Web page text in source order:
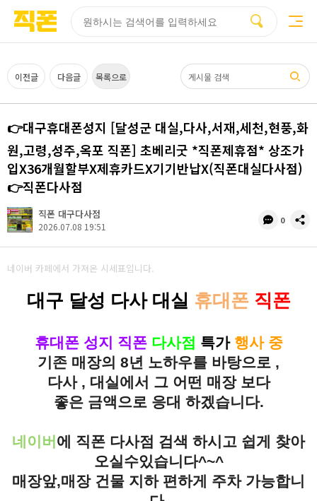
이전글 다음글 목록으로
👉대구휴대폰성지 [달성군 대실,다사,서재,세천,현풍,화
원,고령,성주,옥포 직폰] 초베리굿 *직폰제휴점* 상조가
입X36개월할부X제휴카드X기기반납X(직폰대실다사점)
👉직폰다사점
직폰 대구다사점
2026.07.08 19:51
댓
수
0
공
네이버 카페에서 가져온 시세표입니다.
대구 달성 다사 대실 휴대폰 직폰
휴대폰 성지 직폰 다사점 특가 행사 중
기존 매장의 8년 노하우를 바탕으로 ,
다사 , 대실에서 그 어떤 매장 보다
좋은 금액으로 응대 하겠습니다.
네이버 에 직폰 다사점 검색 하시고 쉽게 찾아
오실수있습니다^~^
매장앞,매장 건물 지하 편하게 주차 가능합니
페이지
페이지
페이지
페이지